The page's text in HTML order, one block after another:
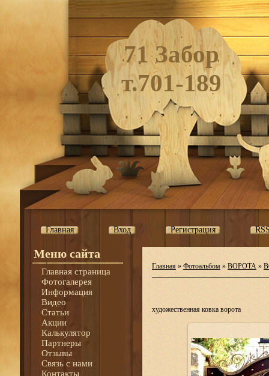
71 Забор
т.701-189
Главная Вход Регистрация
Меню сайта
Главная страница
Фотогалерея
Информация
Видео
Статьи
Акции
Калькулятор
Партнеры
Отзывы
Связь с нами
Контакты
Главная » Фотоальбом » ВОРОТА »
художественная ковка ворота